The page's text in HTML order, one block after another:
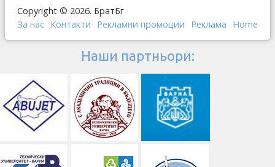
Copyright © 2026. БратБг
За нас Контакти Рекламни промоции Реклама Home
Наши партньори: